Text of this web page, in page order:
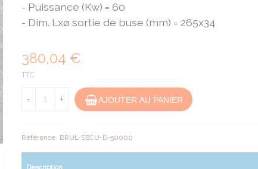
- Puissance (Kw) = 60
- Dim. Lxø sortie de buse (mm) = 265x34
380,04 €
TTC
- + AJOUTER AU PANIER
Référence: BRUL-SECU-D-50000
Description